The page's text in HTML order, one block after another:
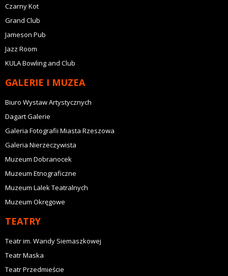
Czarny Kot
Grand Club
Jameson Pub
Jazz Room
KULA Bowling and Club
GALERIE I MUZEA
Biuro Wystaw Artystycznych
Dagart Galerie
Galeria Fotografii Miasta Rzeszowa
Galeria Nierzeczywista
Muzeum Dobranocek
Muzeum Etnograficzne
Muzeum Lalek Teatralnych
Muzeum Okręgowe
TEATRY
Teatr im. Wandy Siemaszkowej
Teatr Maska
Teatr Przedmieście